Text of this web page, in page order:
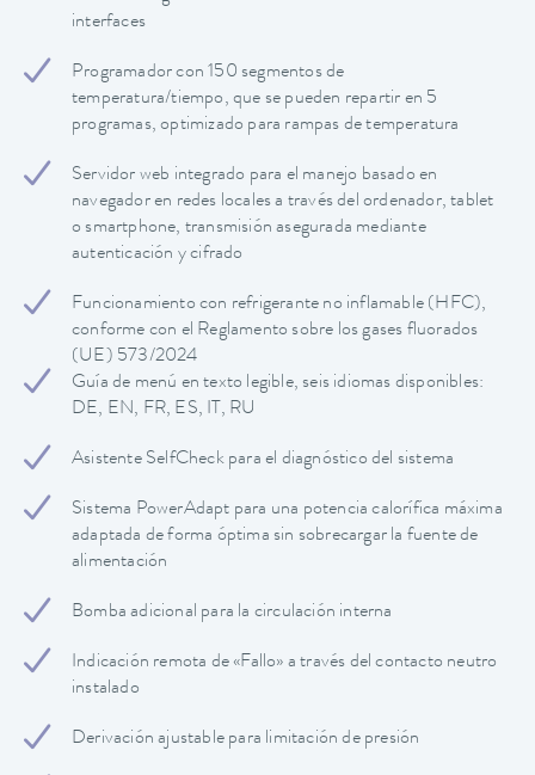
interfaces
Programador con 150 segmentos de
temperatura/tiempo, que se pueden repartir en 5
programas, optimizado para rampas de temperatura
Servidor web integrado para el manejo basado en
navegador en redes locales a través del ordenador, tablet
o smartphone, transmisión asegurada mediante
autenticación y cifrado
Funcionamiento con refrigerante no inflamable (HFC),
conforme con el Reglamento sobre los gases fluorados
(UE) 573/2024
Guía de menú en texto legible, seis idiomas disponibles:
DE, EN, FR, ES, IT, RU
Asistente SelfCheck para el diagnóstico del sistema
Sistema PowerAdapt para una potencia calorífica máxima
adaptada de forma óptima sin sobrecargar la fuente de
alimentación
Bomba adicional para la circulación interna
Indicación remota de «Fallo» a través del contacto neutro
instalado
Derivación ajustable para limitación de presión